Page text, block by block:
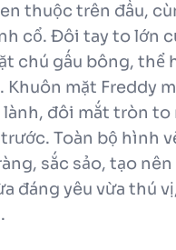
thuộc trên đầu,
cổ. Đôi tay to lớn
chú gấu bông, thể
Khuôn mặt Freddy
lành, đôi mắt tròn to
Toàn bộ hình
sắc sảo, tạo
đáng yêu vừa thú